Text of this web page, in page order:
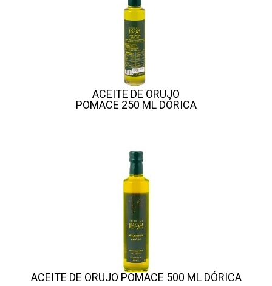
ACEITE DE ORUJO
POMACE 250 ML DÓRICA
ACEITE DE ORUJO POMACE 500 ML DÓRICA